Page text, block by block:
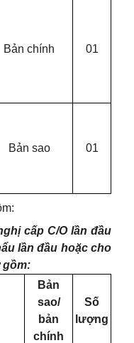
Bản chính 01
Bản sao 01
cấp C/O lần đầu
lần đầu hoặc cho
gồm:
Bản
sao/
bản
chính
Số
lượng